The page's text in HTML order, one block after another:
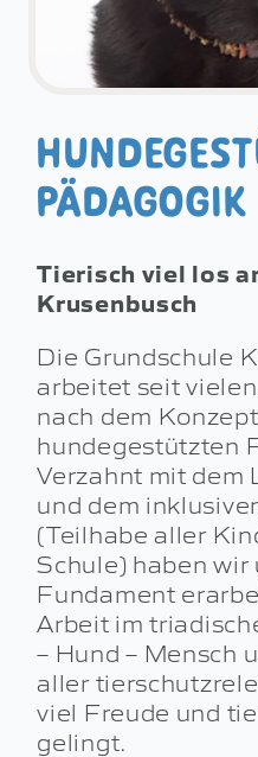
PÄDAGOGIK
Tierisch viel los
Krusenbusch
Die Grundschule
arbeitet seit
nach dem
hundegestützten
Verzahnt mit dem
und dem
(Teilhabe aller
Schule) haben wir
Fundament
Arbeit im
– Hund – Mensch
aller
viel Freude und
gelingt.